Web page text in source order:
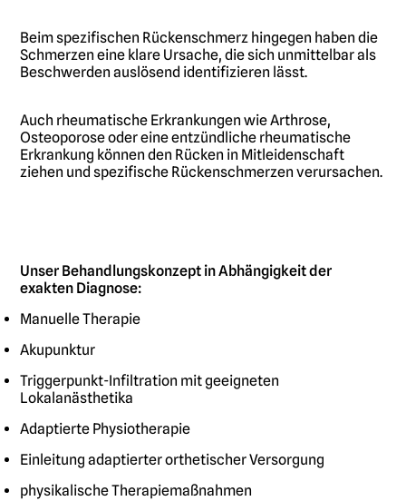
Beim spezifischen Rückenschmerz hingegen haben die
Schmerzen eine klare Ursache, die sich unmittelbar als
Beschwerden auslösend identifizieren lässt.
Auch rheumatische Erkrankungen wie Arthrose,
Osteoporose oder eine entzündliche rheumatische
Erkrankung können den Rücken in Mitleidenschaft
ziehen und spezifische Rückenschmerzen verursachen.
Unser Behandlungskonzept in Abhängigkeit der
exakten Diagnose:
Manuelle Therapie
Akupunktur
Triggerpunkt-Infiltration mit geeigneten
Lokalanästhetika
Adaptierte Physiotherapie
Einleitung adaptierter orthetischer Versorgung
physikalische Therapiemaßnahmen